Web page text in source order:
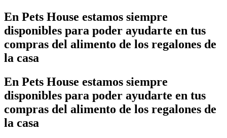
En Pets House estamos siempre
disponibles para poder ayudarte en tus
compras del alimento de los regalones de
la casa
En Pets House estamos siempre
disponibles para poder ayudarte en tus
compras del alimento de los regalones de
la casa